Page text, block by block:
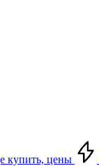
купить, цены